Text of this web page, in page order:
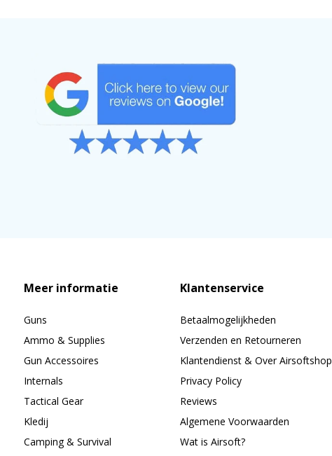
Meer informatie
Guns
Ammo & Supplies
Gun Accessoires
Internals
Tactical Gear
Kledij
Camping & Survival
Klantenservice
Betaalmogelijkheden
Verzenden en Retourneren
Klantendienst & Over Airsoftshop
Privacy Policy
Reviews
Algemene Voorwaarden
Wat is Airsoft?